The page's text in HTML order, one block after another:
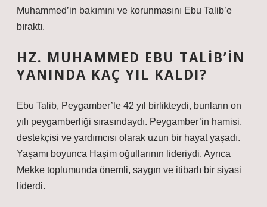
Muhammed’in bakımını ve korunmasını Ebu Talib’e
bıraktı.
HZ. MUHAMMED EBU TALIB’IN
YANINDA KAÇ YIL KALDI?
Ebu Talib, Peygamber’le 42 yıl birlikteydi, bunların on
yılı peygamberliği sırasındaydı. Peygamber’in hamisi,
destekçisi ve yardımcısı olarak uzun bir hayat yaşadı.
Yaşamı boyunca Haşim oğullarının lideriydi. Ayrıca
Mekke toplumunda önemli, saygın ve itibarlı bir siyasi
liderdi.